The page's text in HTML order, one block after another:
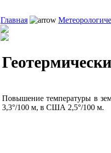
Главная
Повышение температуры в
3,3°/100 м, в США 2,5°/100 м.